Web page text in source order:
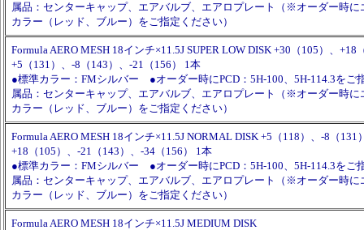
属品：センターキャップ、エアバルブ、エアロプレート（※オーダー時に
カラー（レッド、ブルー）をご指定ください）
Formula AERO MESH 18インチ×11.5J SUPER LOW DISK +30（105）、+18
+5（131）、-8（143）、-21（156） 1本
●標準カラー：FMシルバー ●オーダー時にPCD：5H-100、5H-114.3を
属品：センターキャップ、エアバルブ、エアロプレート（※オーダー時に
カラー（レッド、ブルー）をご指定ください）
Formula AERO MESH 18インチ×11.5J NORMAL DISK +5（118）、-8（131
+18（105）、-21（143）、-34（156） 1本
●標準カラー：FMシルバー ●オーダー時にPCD：5H-100、5H-114.3を
属品：センターキャップ、エアバルブ、エアロプレート（※オーダー時に
カラー（レッド、ブルー）をご指定ください）
Formula AERO MESH 18インチ×11.5J MEDIUM DISK